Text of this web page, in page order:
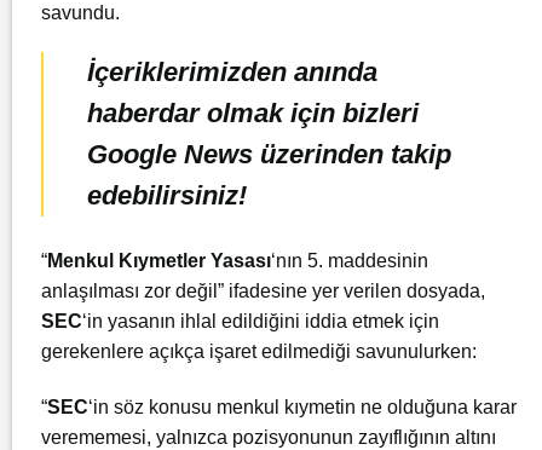
savundu.
İçeriklerimizden anında
haberdar olmak için bizleri
Google News üzerinden takip
edebilirsiniz!
“Menkul Kıymetler Yasası‘nın 5. maddesinin
anlaşılması zor değil” ifadesine yer verilen dosyada,
SEC‘in yasanın ihlal edildiğini iddia etmek için
gerekenlere açıkça işaret edilmediği savunulurken:
“SEC‘in söz konusu menkul kıymetin ne olduğuna karar
verememesi, yalnızca pozisyonunun zayıflığının altını